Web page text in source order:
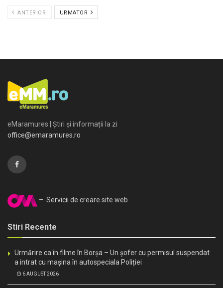
ANTERIOR URMATOR
eMaramures | Știri și informații la zi
office@emaramures.ro
– Servicii de creare site web
Stiri Recente
Urmărire ca în filme în Borșa – Un șofer cu permisul suspendat
a intrat cu mașina în autospeciala Poliției
6 AUGUST 2026